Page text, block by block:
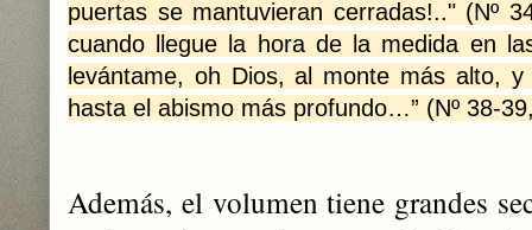
puertas se mantuvieran cerradas!.." (Nº
cuando llegue la hora de la medida en
levántame, oh Dios, al monte más alto,
hasta el abismo más profundo…” (Nº 38-
Además, el volumen tiene grandes